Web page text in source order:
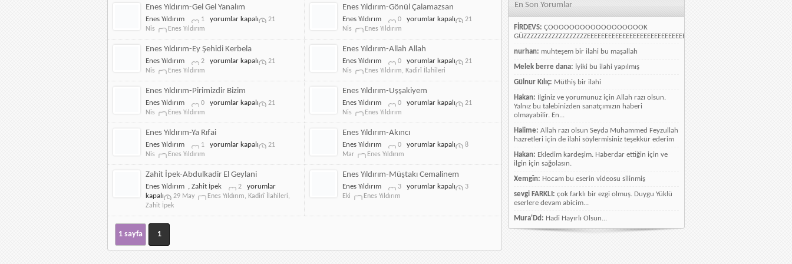
Giryan
Tuttum
için
Enes Yıldırım-Gel Gel Yanalım
Enes Yıldırım 1
Enes
Gel
Gel
için
yorumlar kapalı
21
Nis
Enes Yıldırım
Enes Yıldırım-Gönül Çalamazsan
Enes Yıldırım 0
Enes
Gönül
Çalamazsan
yorumlar kapalı
21
Nis
Enes Yıldırım
Enes Yıldırım-Ey Şehidi Kerbela
Enes Yıldırım 2
Enes
Ey
Şehidi
için
yorumlar kapalı
21
Nis
Enes Yıldırım
Enes Yıldırım-Allah Allah
Enes Yıldırım 0
Enes
Yıldırım-
Allah
Allah
yorumlar kapalı
21
Nis
Enes Yıldırım, Kadirî İlahileri
Enes Yıldırım-Pirimizdir Bizim
Enes Yıldırım 0
Enes
Pirimizdir
Bizim
yorumlar kapalı
21
Nis
Enes Yıldırım
Enes Yıldırım-Uşşakiyem
Enes Yıldırım 0
Enes
Uşşakiyem
için
yorumlar kapalı
21
Nis
Enes Yıldırım
Enes Yıldırım-Ya Rıfai
Enes Yıldırım 1
Enes
Ya
Rıfai
için
yorumlar kapalı
21
Nis
Enes Yıldırım
Enes Yıldırım-Akıncı
Enes Yıldırım 0
Enes
Akıncı
için
yorumlar kapalı
8
Mar
Enes Yıldırım
Zahit İpek-Abdulkadir El Geylani
Enes Yıldırım , Zahit İpek 2
Zahit
İpek-
El
yorumlar
kapalı
29 May Enes Yıldırım, Kadirî İlahileri,
Zahit İpek
Enes Yıldırım-Müştakı Cemalinem
Enes Yıldırım 3
Enes
Cemalinem
yorumlar kapalı
3
Eki
Enes Yıldırım
1 sayfa 1
En Son Yorumlar
FİRDEVS: ÇOOOOOOOOOOOOOOOOOOK
GÜZZZZZZZZZZZZZZZZZZEEEEEEEEEEEEEEEEEEEEEEEEEEEEELLLLLLLLLLLLLLLLLLLLLLLL
nurhan: muhteşem bir ilahi bu maşallah
Melek berre dana: İyiki bu ilahi yapılmış
Gülnur Kılıç: Müthiş bir ilahi
Hakan: İlginiz ve yorumunuz için Allah razı olsun.
Yalnız bu talebinizden sanatçımızın haberi
olmayabilir. En...
Halime: Allah razı olsun Seyda Muhammed Feyzullah
hazretleri için de ilahi söylermisiniz teşekkür ederim
Hakan: Ekledim kardeşim. Haberdar ettiğin için ve
ilgin için sağolasın.
Xemgîn: Hocam bu eserin videosu silinmiş
sevgi FARKLI: çok farklı bir ezgi olmuş. Duygu Yüklü
eserlere devam abicim...
Mura'Dd: Hadi Hayırlı Olsun...